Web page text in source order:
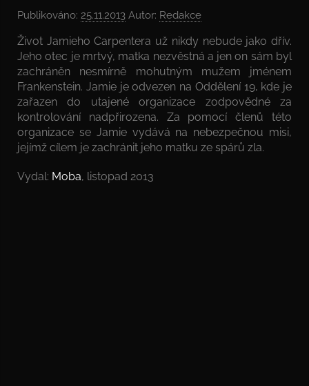
Publikováno: 25.11.2013 Autor: Redakce
Život Jamieho Carpentera už nikdy nebude jako dřív.
Jeho otec je mrtvý, matka nezvěstná a jen on sám byl
zachráněn nesmírně mohutným mužem jménem
Frankenstein. Jamie je odvezen na Oddělení 19, kde je
zařazen do utajené organizace zodpovědné za
kontrolování nadpřirozena. Za pomocí členů této
organizace se Jamie vydává na nebezpečnou misi,
jejímž cílem je zachránit jeho matku ze spárů zla.
Vydal: Moba, listopad 2013